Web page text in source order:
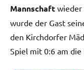
Mannschaft wieder
wurde der Gast
den Kirchdorfer
Spiel mit 0:6 am die